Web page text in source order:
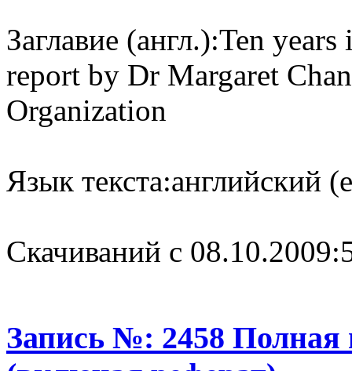
Заглавие (англ.):Ten
report by Dr Margaret
Organization
Язык текста:английский
Cкачиваний с 08.10.2009:
Запись №: 2458 Полная